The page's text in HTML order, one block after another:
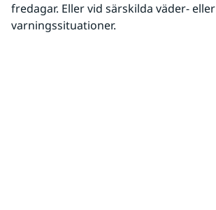
fredagar. Eller vid särskilda väder- eller
varningssituationer.